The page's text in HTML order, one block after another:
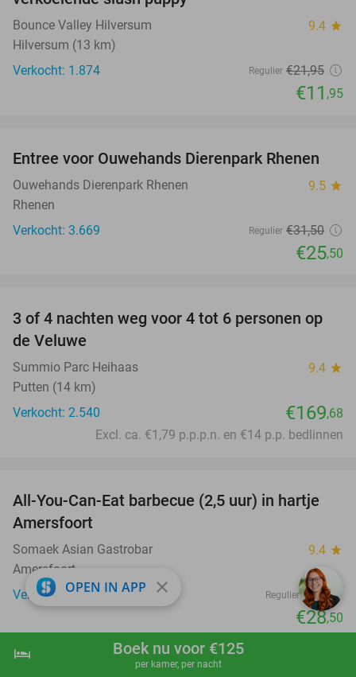
shopping_cart Boek nu
hotel Boek nu voor €125
per kamer, per nacht
Bounce Valley Hilversum 9.4 star
Hilversum (13 km)
Verkocht: 1.874
Regulier €21,95
€11 ,95
19%
Entree voor Ouwehands Dierenpark Rhenen
Ouwehands Dierenpark Rhenen 9.5 star
Rhenen
Verkocht: 3.669
Regulier €31,50
€25,50
3 of 4 nachten weg voor 4 tot 6 personen op
de Veluwe
Summio Parc Heihaas 9.4 star
Putten (14 km)
Verkocht: 2.540
€169,68
Excl. ca. €1,79 p.p.p.n. en €14 p.p. bedlinnen
25%
All-You-Can-Eat barbecue (2,5 uur) in hartje
Amersfoort
Somaek Asian Gastrobar 9.4 star
Amersfoort
Verkocht: 284
Regulier €38
€28,50
OPEN IN APP close